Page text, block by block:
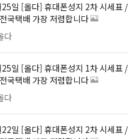
국택배 가장 저렴합니다
다
국택배 가장 저렴합니다
다